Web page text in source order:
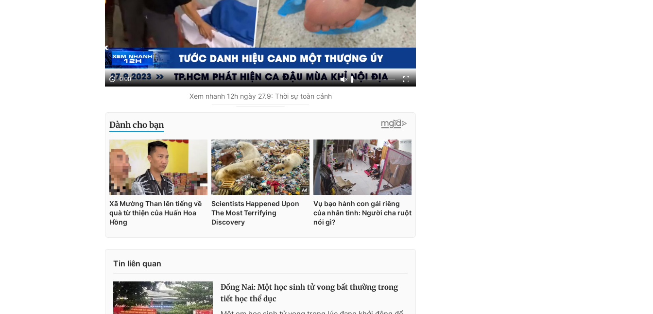
0:00
Xem nhanh 12h ngày 27.9: Thời sự toàn cảnh
Tin liên quan
Đồng Nai: Một học sinh tử vong bất thường trong
tiết học thể dục